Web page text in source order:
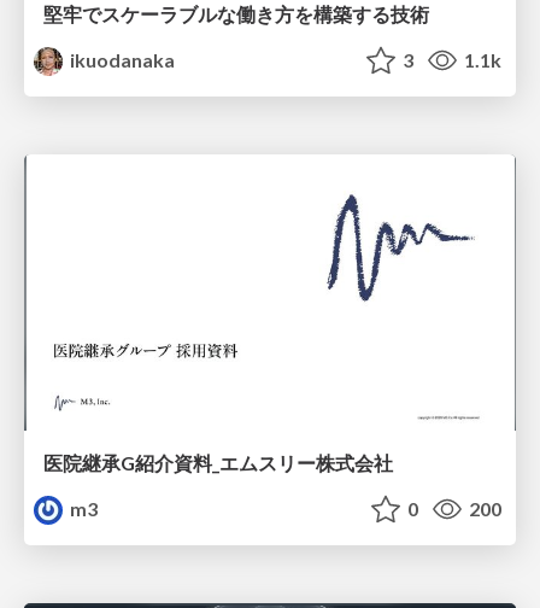
堅牢でスケーラブルな働き方を構築する技術
ikuodanaka
3 1.1k
医院継承G紹介資料_エムスリー株式会社
m3
0 200